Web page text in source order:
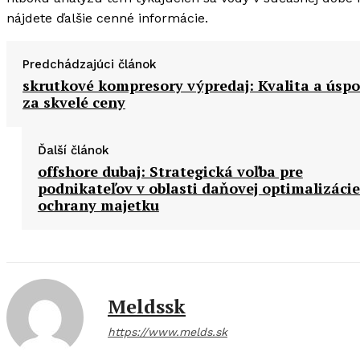
nájdete ďalšie cenné informácie.
Predchádzajúci článok
skrutkové kompresory výpredaj: Kvalita a
za skvelé ceny
Ďalší článok
offshore dubaj: Strategická voľba pre
podnikateľov v oblasti daňovej
ochrany majetku
Meldssk
https://www.melds.sk